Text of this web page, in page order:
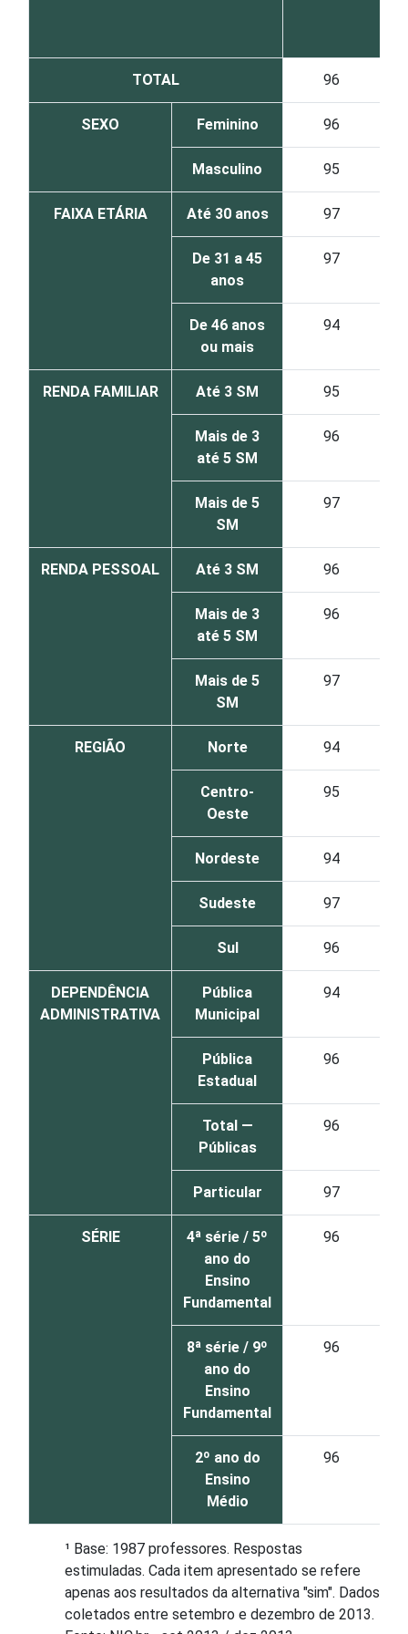
TOTAL 96
SEXO Feminino 96
Masculino 95
FAIXA ETÁRIA Até 30 anos 97
De 31 a 45
anos
97
De 46 anos
ou mais
94
RENDA FAMILIAR Até 3 SM 95
Mais de 3
até 5 SM
96
Mais de 5
SM
97
RENDA PESSOAL Até 3 SM 96
Mais de 3
até 5 SM
96
Mais de 5
SM
97
REGIÃO Norte 94
Centro-
Oeste
95
Nordeste 94
Sudeste 97
Sul 96
DEPENDÊNCIA
ADMINISTRATIVA
Pública
Municipal
94
Pública
Estadual
96
Total —
Públicas
96
Particular 97
SÉRIE
4ª série / 5º
ano do
Ensino
Fundamental
96
8ª série / 9º
ano do
Ensino
Fundamental
96
2º ano do
Ensino
Médio
96
¹ Base: 1987 professores. Respostas
estimuladas. Cada item apresentado se refere
apenas aos resultados da alternativa "sim". Dados
coletados entre setembro e dezembro de 2013.